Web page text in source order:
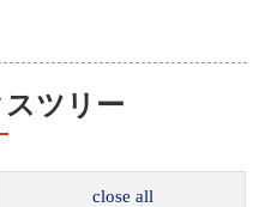
ツリー
close all